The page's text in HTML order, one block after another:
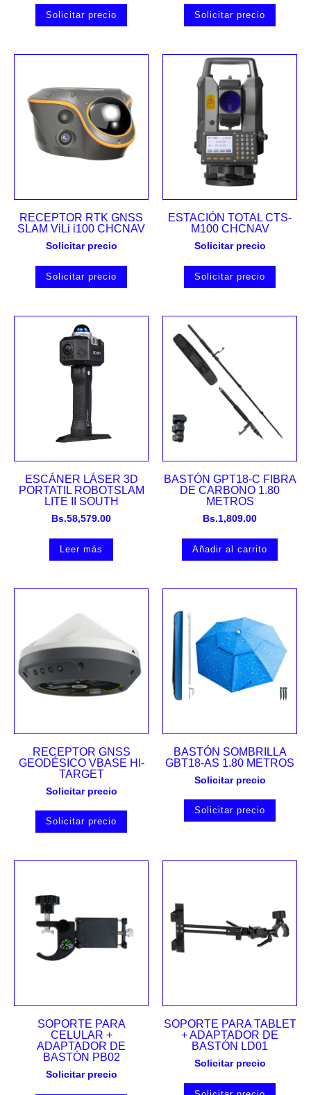
Solicitar precio Solicitar precio
RECEPTOR RTK GNSS
SLAM ViLi i100 CHCNAV
Solicitar precio
Solicitar precio
ESTACIÓN TOTAL CTS-
M100 CHCNAV
Solicitar precio
Solicitar precio
ESCÁNER LÁSER 3D
PORTATIL ROBOTSLAM
LITE II SOUTH
Bs.58,579.00
Leer más
BASTÓN GPT18-C FIBRA
DE CARBONO 1.80
METROS
Bs.1,809.00
Añadir al carrito
RECEPTOR GNSS
GEODÉSICO VBASE HI-
TARGET
Solicitar precio
Solicitar precio
BASTÓN SOMBRILLA
GBT18-AS 1.80 METROS
Solicitar precio
Solicitar precio
SOPORTE PARA
CELULAR +
ADAPTADOR DE
BASTÓN PB02
Solicitar precio
SOPORTE PARA TABLET
+ ADAPTADOR DE
BASTÓN LD01
Solicitar precio